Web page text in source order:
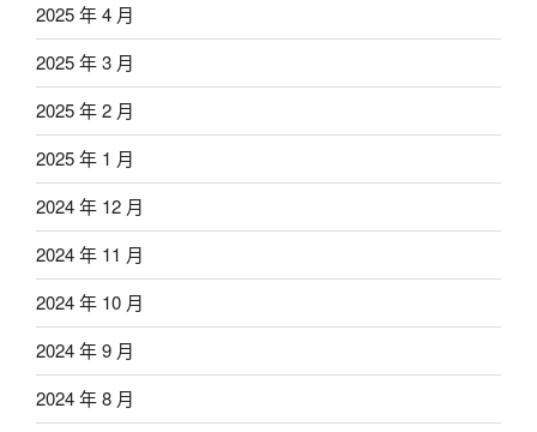
2025 年 4 月
2025 年 3 月
2025 年 2 月
2025 年 1 月
2024 年 12 月
2024 年 11 月
2024 年 10 月
2024 年 9 月
2024 年 8 月